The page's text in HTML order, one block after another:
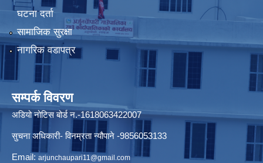
घटना दर्ता
सामाजिक सुरक्षा
नागरिक वडापत्र
सम्पर्क विवरण
अडियो नोटिस बोर्ड न.-1618063422007
सुचना अधिकारी- विनम्रता न्यौपाने -9856053133
Email: arjunchaupari11@gmail.com